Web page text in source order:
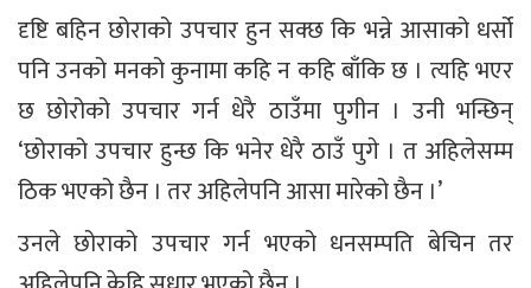
दृष्टि बहिन छोराको उपचार हुन सक्छ कि भन्ने आसाको धर्सो
पनि उनको मनको कुनामा कहि न कहि बाँकि छ । त्यहि भएर
छ छोरोको उपचार गर्न धेरै ठाउँमा पुगीन । उनी भन्छिन्
‘छोराको उपचार हुन्छ कि भनेर धेरै ठाउँ पुगे । त अहिलेसम्म
ठिक भएको छैन । तर अहिलेपनि आसा मारेको छैन ।’
उनले छोराको उपचार गर्न भएको धनसम्पति बेचिन तर